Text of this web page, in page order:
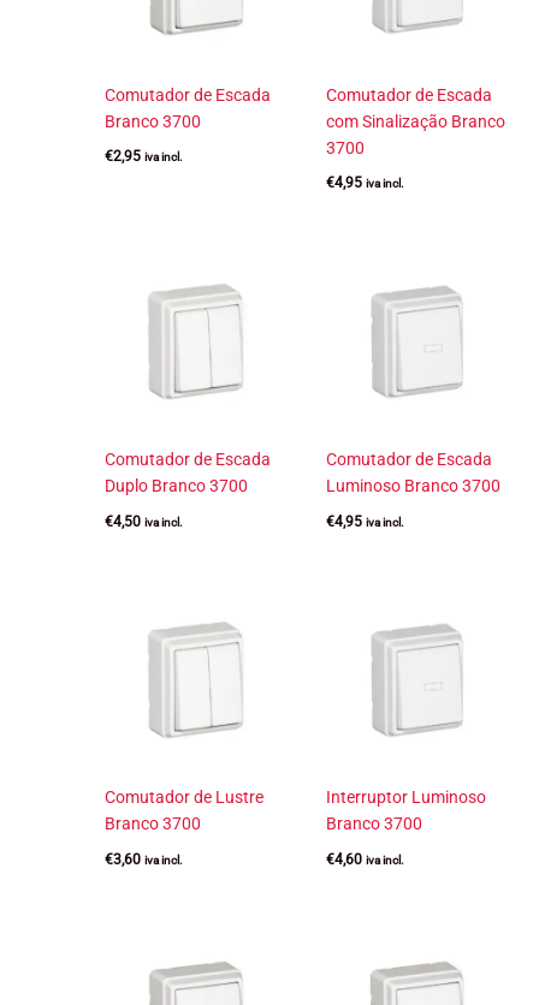
Comutador de Escada
Branco 3700
€2,95 iva incl.
Comutador de Escada
com Sinalização Branco
3700
€4,95 iva incl.
Comutador de Escada
Duplo Branco 3700
€4,50 iva incl.
Comutador de Escada
Luminoso Branco 3700
€4,95 iva incl.
Comutador de Lustre
Branco 3700
€3,60 iva incl.
Interruptor Luminoso
Branco 3700
€4,60 iva incl.